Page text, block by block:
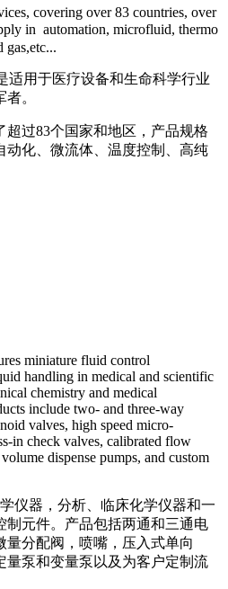
covering over 83 countries, over
in automation, microfluid, thermo
适用于医疗设备和生命科学行业
。
过83个国家和地区，产品规格
动化、微流体、温度控制、高纯
miniature fluid control
handling in medical and scientific
chemistry and medical
include two- and three-way
valves, high speed micro-
in check valves, calibrated flow
dispense pumps, and custom
仪器，分析、临床化学仪器和一
制元件。产品包括两通和三通电
分配阀，喷嘴，压入式单向
量泵和变量泵以及为客户定制流